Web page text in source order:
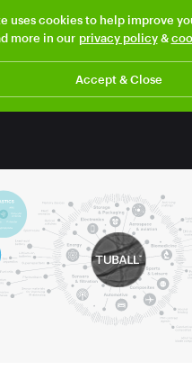
uses cookies to help improve
more in our privacy policy&
Accept & Close